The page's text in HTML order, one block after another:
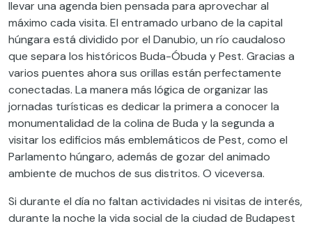
llevar una agenda bien pensada para aprovechar al
máximo cada visita. El entramado urbano de la capital
húngara está dividido por el Danubio, un río caudaloso
que separa los históricos Buda-Óbuda y Pest. Gracias a
varios puentes ahora sus orillas están perfectamente
conectadas. La manera más lógica de organizar las
jornadas turísticas es dedicar la primera a conocer la
monumentalidad de la colina de Buda y la segunda a
visitar los edificios más emblemáticos de Pest, como el
Parlamento húngaro, además de gozar del animado
ambiente de muchos de sus distritos. O viceversa.
Si durante el día no faltan actividades ni visitas de interés,
durante la noche la vida social de la ciudad de Budapest